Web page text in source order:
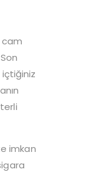
cam
içtiğiniz
imkan